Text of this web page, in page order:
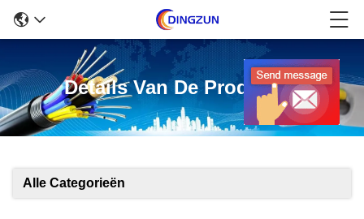
Details Van De Producten
Alle Categorieën